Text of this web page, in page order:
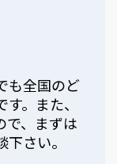
も全国のど
。また、
で、まずは
さい。